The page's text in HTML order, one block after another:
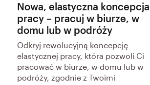
Nowa, elastyczna koncepcja
pracy – pracuj w biurze, w
domu lub w podróży
Odkryj rewolucyjną koncepcję
elastycznej pracy, która pozwoli Ci
pracować w biurze, w domu lub w
podróży, zgodnie z Twoimi